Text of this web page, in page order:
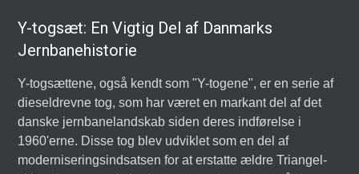
Y-togsæt: En Vigtig Del af Danmarks
Jernbanehistorie
Y-togsættene, også kendt som "Y-togene", er en serie af
dieseldrevne tog, som har været en markant del af det
danske jernbanelandskab siden deres indførelse i
1960'erne. Disse tog blev udviklet som en del af
moderniseringsindsatsen for at erstatte ældre Triangel-